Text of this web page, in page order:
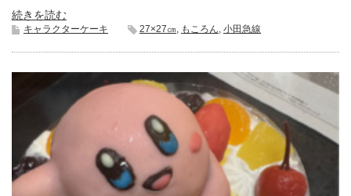
続きを読む
キャラクターケーキ 27×27㎝ もころん 小田急線